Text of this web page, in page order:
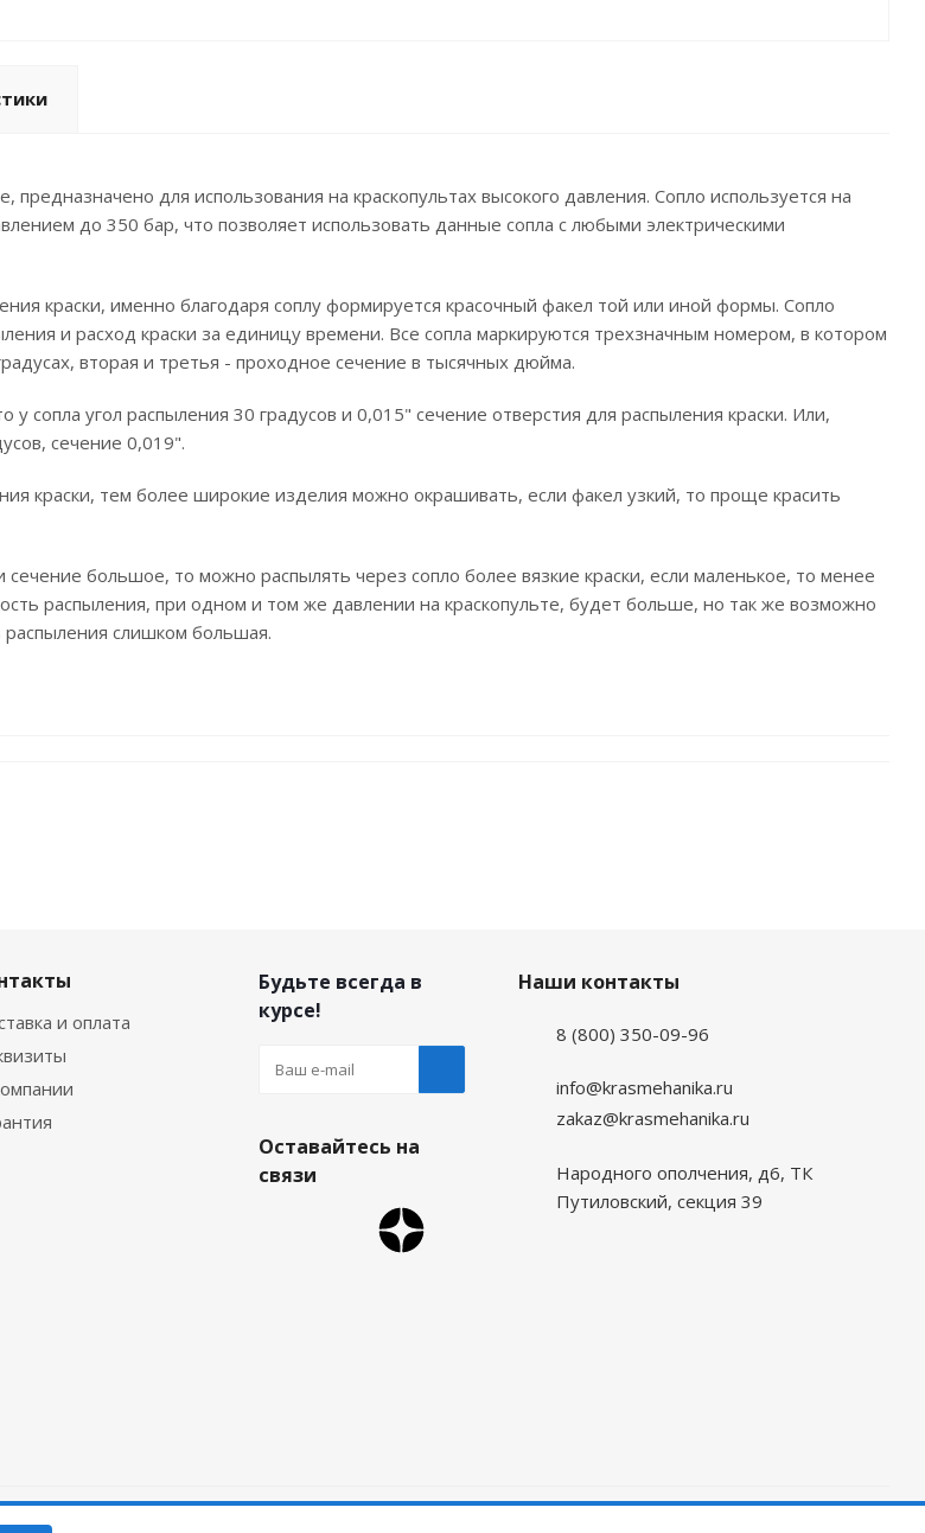
для использования на краскопультах высокого давления. Сопло используется на
до 350 бар, что позволяет использовать данные сопла с любыми электрическими
краски, именно благодаря соплу формируется красочный факел той или иной формы. Сопло
и расход краски за единицу времени. Все сопла маркируются трехзначным номером, в котором
вторая и третья - проходное сечение в тысячных дюйма.
у сопла угол распыления 30 градусов и 0,015" сечение отверстия для распыления краски. Или,
сечение 0,019".
краски, тем более широкие изделия можно окрашивать, если факел узкий, то проще красить
сечение большое, то можно распылять через сопло более вязкие краски, если маленькое, то менее
распыления, при одном и том же давлении на краскопульте, будет больше, но так же возможно
распыления слишком большая.
и оплата
Будьте всегда в
курсе!
Оставайтесь на
связи
Наши контакты
8 (800) 350-09-96
info@krasmehanika.ru
zakaz@krasmehanika.ru
Народного ополчения, д6, ТК
Путиловский, секция 39